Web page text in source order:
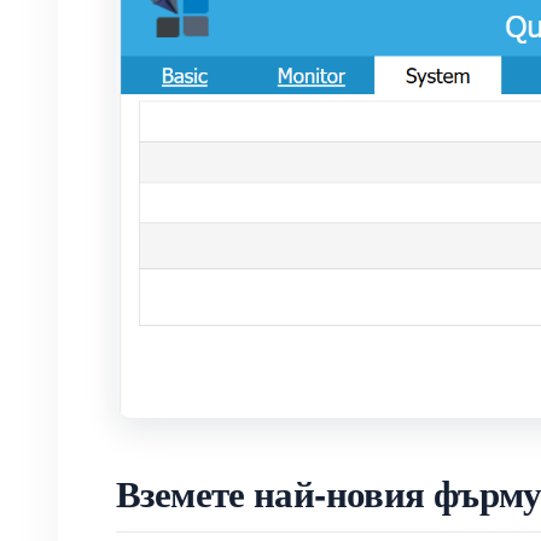
Вземете най-новия